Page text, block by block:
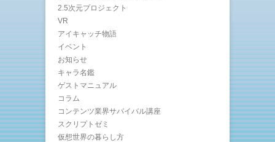
2.5次元プロジェクト
VR
アイキャッチ物語
イベント
お知らせ
キャラ名鑑
ゲストマニュアル
コラム
コンテンツ業界サバイバル講座
スクリプトゼミ
仮想世界の暮らし方